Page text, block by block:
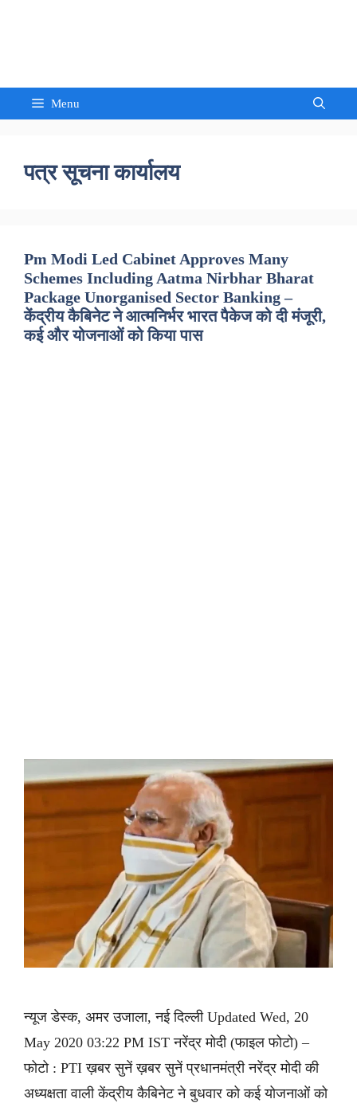
Menu
पत्र सूचना कार्यालय
Pm Modi Led Cabinet Approves Many
Schemes Including Aatma Nirbhar Bharat
Package Unorganised Sector Banking –
केंद्रीय कैबिनेट ने आत्मनिर्भर भारत पैकेज को दी मंजूरी,
कई और योजनाओं को किया पास
न्यूज डेस्क, अमर उजाला, नई दिल्ली Updated Wed, 20
May 2020 03:22 PM IST नरेंद्र मोदी (फाइल फोटो) –
फोटो : PTI ख़बर सुनें ख़बर सुनें प्रधानमंत्री नरेंद्र मोदी की
अध्यक्षता वाली केंद्रीय कैबिनेट ने बुधवार को कई योजनाओं को